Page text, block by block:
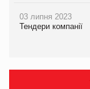
03 липня 2023
Тендери компанії